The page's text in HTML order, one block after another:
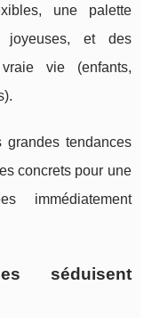
une palette
joyeuses, et des
vie (enfants,
grandes tendances
concrets pour une
immédiatement
séduisent